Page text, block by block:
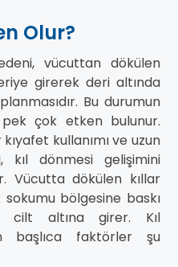
Olur?
vücuttan dökülen
girerek deri altında
Bu durumun
pek çok etken bulunur.
kıyafet kullanımı ve uzun
kıl dönmesi gelişimini
Vücutta dökülen kıllar
bölgesine baskı
cilt altına girer. Kıl
başlıca faktörler şu